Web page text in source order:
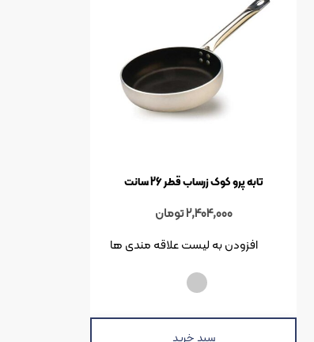
تابه پرو کوک زرساب قطر 26 سانت
2,404,000تومان
سبد خرید
افزودن به لیست علاقه مندی ها